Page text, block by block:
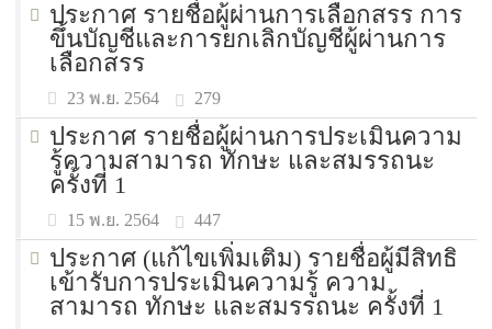
ประกาศ รายชื่อผู้ผ่านการเลือกสรร การ
ขึ้นบัญชีและการยกเลิกบัญชีผู้ผ่านการ
เลือกสรร
23 พ.ย. 2564 279
ประกาศ รายชื่อผู้ผ่านการประเมินความ
รู้ความสามารถ ทักษะ และสมรรถนะ
ครั้งที่ 1
15 พ.ย. 2564 447
ประกาศ (แก้ไขเพิ่มเติม) รายชื่อผู้มีสิทธิ
เข้ารับการประเมินความรู้ ความ
สามารถ ทักษะ และสมรรถนะ ครั้งที่ 1